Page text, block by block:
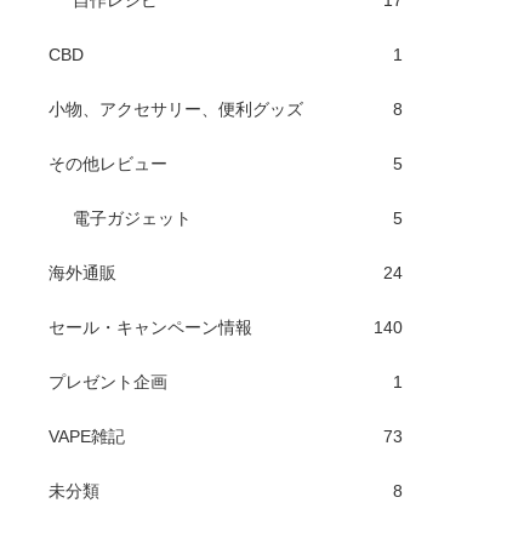
CBD 1
小物、アクセサリー、便利グッズ 8
その他レビュー 5
電子ガジェット 5
海外通販 24
セール・キャンペーン情報 140
プレゼント企画 1
VAPE雑記 73
未分類 8